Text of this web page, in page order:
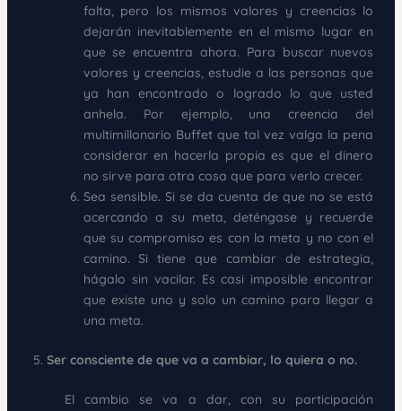
falta, pero los mismos valores y creencias lo
dejarán inevitablemente en el mismo lugar en
que se encuentra ahora. Para buscar nuevos
valores y creencias, estudie a las personas que
ya han encontrado o logrado lo que usted
anhela. Por ejemplo, una creencia del
multimillonario Buffet que tal vez valga la pena
considerar en hacerla propia es que el dinero
no sirve para otra cosa que para verlo crecer.
Sea sensible. Si se da cuenta de que no se está
acercando a su meta, deténgase y recuerde
que su compromiso es con la meta y no con el
camino. Si tiene que cambiar de estrategia,
hágalo sin vacilar. Es casi imposible encontrar
que existe uno y solo un camino para llegar a
una meta.
Ser consciente de que va a cambiar, lo quiera o no.
El cambio se va a dar, con su participación